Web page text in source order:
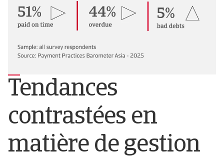
Tendances
contrastées en
matière de gestion